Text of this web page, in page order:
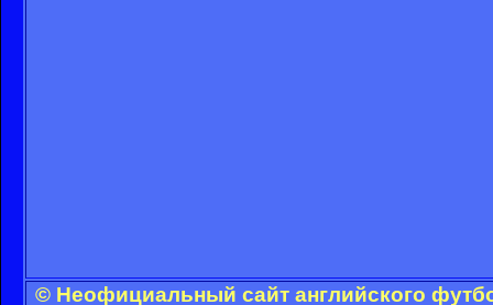
© Неофициальный сайт английского